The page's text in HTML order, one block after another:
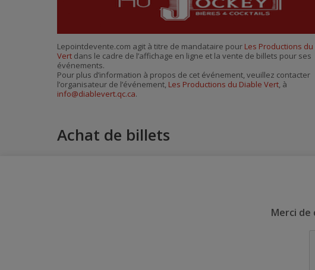
Lepointdevente.com agit à titre de mandataire pour Les Productions
Vert dans le cadre de l’affichage en ligne et la vente de billets pour ses
événements.
Pour plus d’information à propos de cet événement, veuillez contacter
l’organisateur de l’événement, Les Productions du Diable Vert, à
info@diablevert.qc.ca.
Achat de billets
Merci de